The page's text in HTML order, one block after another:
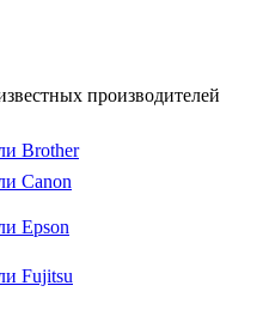
производителей
Brother
Canon
Epson
Fujitsu